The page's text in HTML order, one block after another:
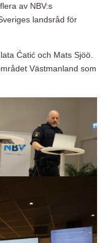
av NBV:s
landsråd för
Ćatić och Mats Sjöö.
Västmanland som